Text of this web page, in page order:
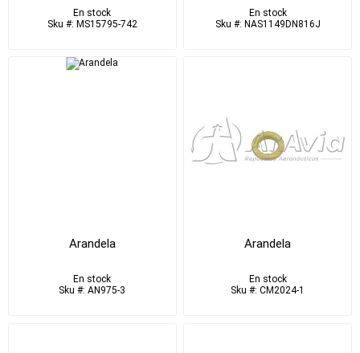
En stock
Sku #: MS15795-742
En stock
Sku #: NAS1149DN816J
Arandela
En stock
Sku #: AN975-3
Arandela
En stock
Sku #: CM2024-1